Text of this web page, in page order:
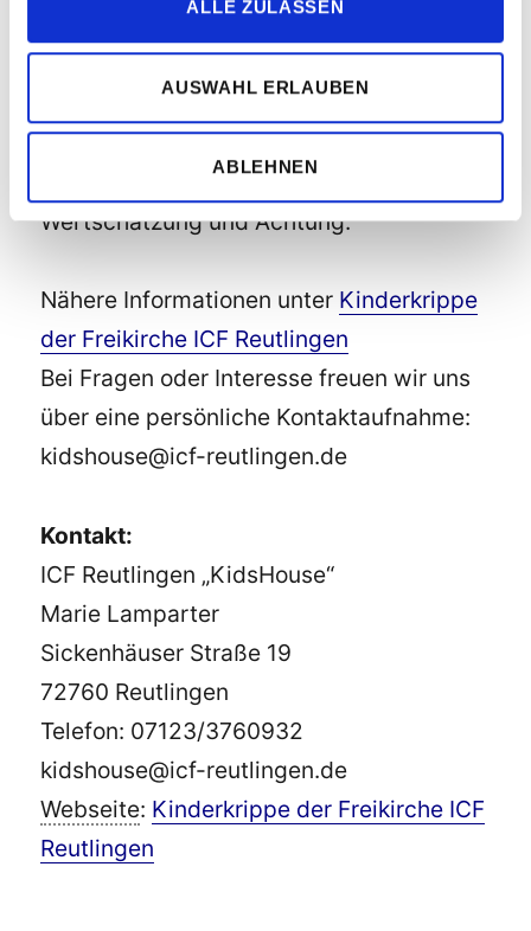
ALLE ZULASSEN
AUSWAHL ERLAUBEN
ABLEHNEN
Kindern Raum undZeitgegeben.
Die Haltung der Mitarbeiter gegenüber
Eltern und Kindern ist geprägt von einer
„liebevollen“ Professionalität, von
Wertschätzung und Achtung.
Nähere Informationen unter Kinderkrippe
der Freikirche ICF Reutlingen
Bei Fragen oder Interesse freuen wir uns
über eine persönliche Kontaktaufnahme:
kidshouse@icf-reutlingen.de
Kontakt:
ICF Reutlingen „KidsHouse“
Marie Lamparter
Sickenhäuser Straße 19
72760 Reutlingen
Telefon: 07123/3760932
kidshouse@icf-reutlingen.de
Webseite: Kinderkrippe der Freikirche ICF
Reutlingen